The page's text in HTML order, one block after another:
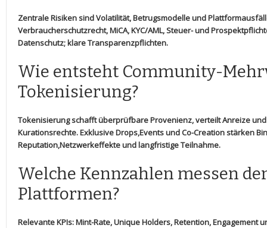
Zentrale‌ Risiken sind Volatilität,​ Betrugsmodelle und
Verbraucherschutzrecht, MiCA, KYC/AML, Steuer- und
Datenschutz; klare Transparenzpflichten.
Wie entsteht Community-
Tokenisierung?
Tokenisierung schafft ​überprüfbare Provenienz, verteilt Anreize
Kurationsrechte. Exklusive Drops,Events und⁢ Co-Creation stärken
Reputation,Netzwerkeffekte​ und langfristige Teilnahme.
Welche Kennzahlen ⁣messen
Plattformen?
Relevante‍ KPIs: Mint-Rate, Unique Holders, Retention, Engagement